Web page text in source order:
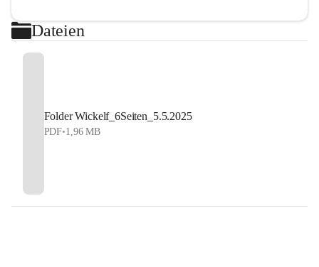
Dateien
Folder Wickelf_6Seiten_5.5.2025
PDF•1,96 MB